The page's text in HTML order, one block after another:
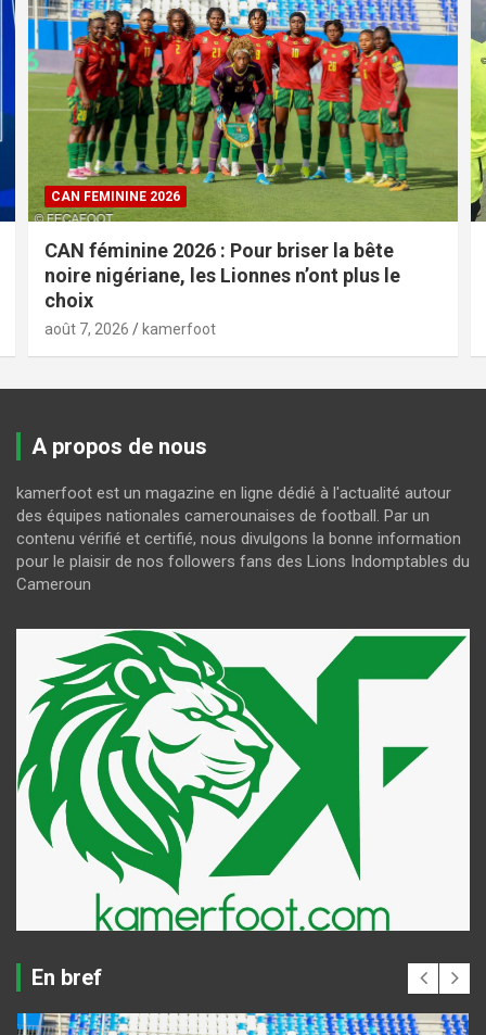
CAN FEMININE 2026
CAN féminine 2026 : Pour briser la bête
noire nigériane, les Lionnes n’ont plus le
choix
août 7, 2026 kamerfoot
A propos de nous
kamerfoot est un magazine en ligne dédié à l'actualité autour
des équipes nationales camerounaises de football. Par un
contenu vérifié et certifié, nous divulgons la bonne information
pour le plaisir de nos followers fans des Lions Indomptables du
Cameroun
En bref